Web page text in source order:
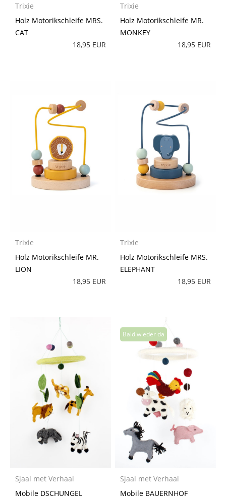
Trixie
Holz Motorikschleife MRS.
CAT
18,95 EUR
Trixie
Holz Motorikschleife MR.
MONKEY
18,95 EUR
Trixie
Holz Motorikschleife MR.
LION
18,95 EUR
Trixie
Holz Motorikschleife MRS.
ELEPHANT
18,95 EUR
Sjaal met Verhaal
Mobile DSCHUNGEL
Sjaal met Verhaal
Mobile BAUERNHOF